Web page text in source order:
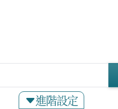
進階設定